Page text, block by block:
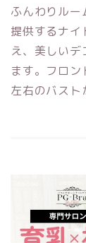
ふんわりル
提供するナ
え、美しい
ます。フロン
左右のバスト